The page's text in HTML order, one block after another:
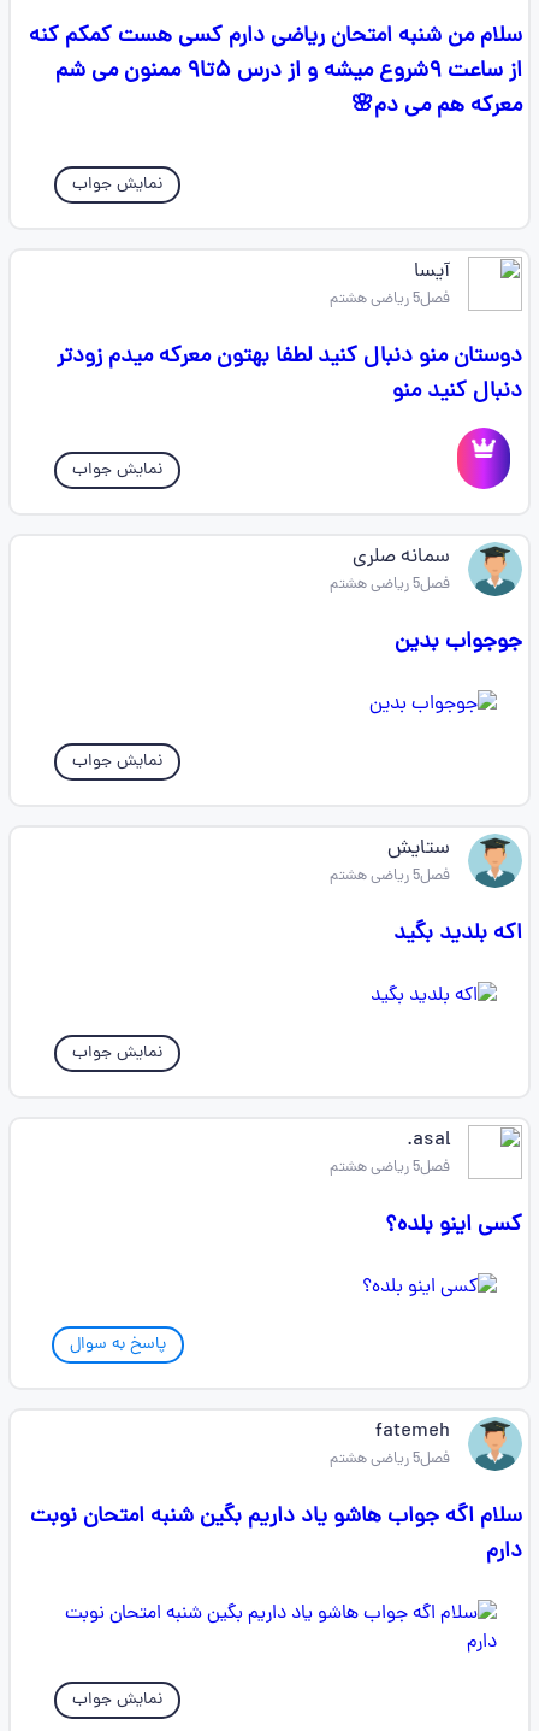
سلام من شنبه امتحان ریاضی دارم کسی هست کمکم کنه
از ساعت ۹شروع میشه و از درس ۵تا۹ ممنون می شم
معرکه هم می دم🌸
نمایش جواب
آیسا
فصل5 ریاضی هشتم
دوستان منو دنبال کنید لطفا بهتون معرکه میدم زودتر
دنبال کنید منو
نمایش جواب
سمانه صلری
فصل5 ریاضی هشتم
جوجواب بدین
نمایش جواب
ستایش
فصل5 ریاضی هشتم
اکه بلدید بگید
نمایش جواب
asal.
فصل5 ریاضی هشتم
کسی اینو بلده؟
پاسخ به سوال
fatemeh
فصل5 ریاضی هشتم
سلام اگه جواب هاشو یاد داریم بگین شنبه امتحان نوبت
دارم
نمایش جواب